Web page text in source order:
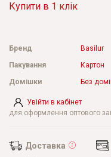
Купити в 1 клік
Увійти в кабінет
для оформлення оптового
Бренд
Basilur
Пакування
Картон
Домішки
Без
Доставка